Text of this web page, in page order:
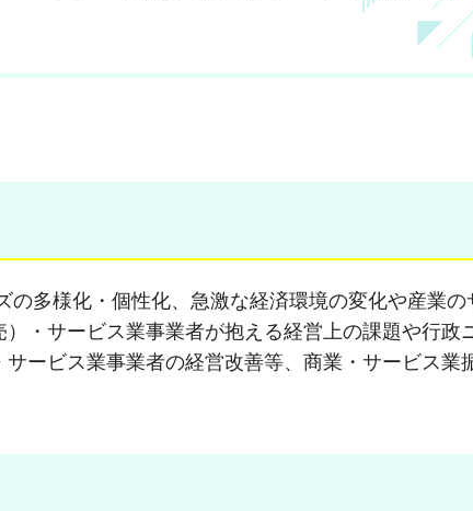
多様化・個性化、急激な経済環境の変化や産業の
・サービス業事業者が抱える経営上の課題や行政
ービス業事業者の経営改善等、商業・サービス業